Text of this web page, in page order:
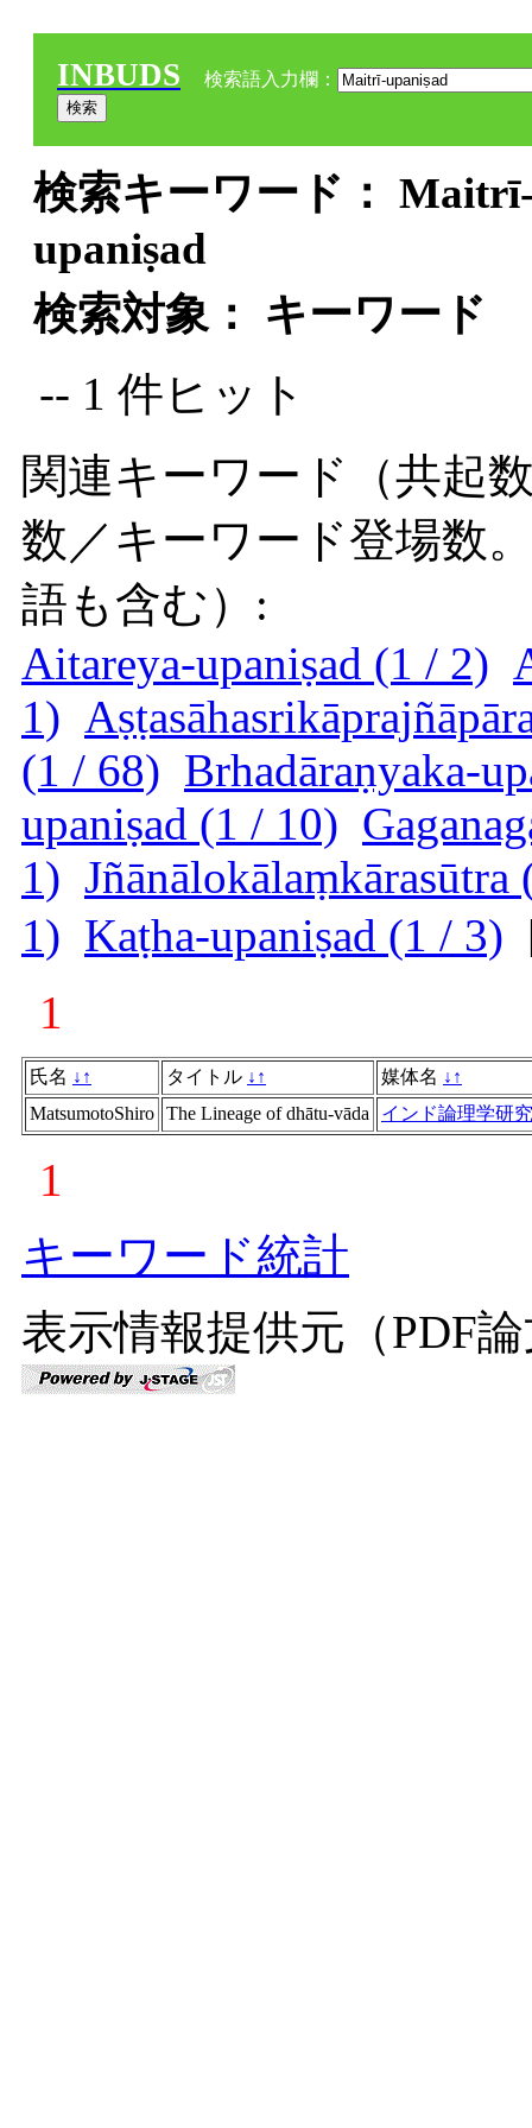
INBUDS 検索語入力欄：
検索キーワード：
upaniṣad
検索対象： キーワード
-- 1 件ヒット
関連キーワード（共起
数／キーワード登場数
語も含む）:
Aitareya-upaniṣad (1 / 2)
1)
(1 / 68) Brhadāraṇyaka-
upaniṣad (1 / 10)
1) Jñānālokālaṃkārasūtra
1) Kaṭha-upaniṣad (1 / 3)
1
氏名 ↓ ↑ タイトル ↓ ↑ 媒体名 ↓ ↑
MatsumotoShiro The Lineage of dhātu-vāda インド論理学研究
1
キーワード統計
表示情報提供元（PDF